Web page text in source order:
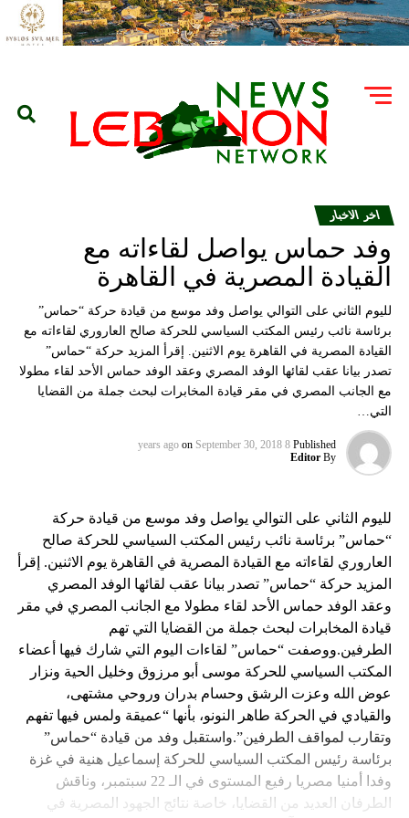
اخر الاخبار
وفد حماس يواصل لقاءاته مع
القيادة المصرية في القاهرة
لليوم الثاني على التوالي يواصل وفد موسع من قيادة حركة “حماس”
برئاسة نائب رئيس المكتب السياسي للحركة صالح العاروري لقاءاته مع
القيادة المصرية في القاهرة يوم الاثنين. إقرأ المزيد حركة “حماس”
تصدر بيانا عقب لقائها الوفد المصري وعقد الوفد حماس الأحد لقاء مطولا
مع الجانب المصري في مقر قيادة المخابرات لبحث جملة من القضايا
التي…
Published
8 years ago
on September 30, 2018
By
Editor
لليوم الثاني على التوالي يواصل وفد موسع من قيادة حركة
“حماس” برئاسة نائب رئيس المكتب السياسي للحركة صالح
العاروري لقاءاته مع القيادة المصرية في القاهرة يوم الاثنين. إقرأ
المزيد حركة “حماس” تصدر بيانا عقب لقائها الوفد المصري
وعقد الوفد حماس الأحد لقاء مطولا مع الجانب المصري في مقر
قيادة المخابرات لبحث جملة من القضايا التي تهم
الطرفين.ووصفت “حماس” لقاءات اليوم التي شارك فيها أعضاء
المكتب السياسي للحركة موسى أبو مرزوق وخليل الحية ونزار
عوض الله وعزت الرشق وحسام بدران وروحي مشتهى،
والقيادي في الحركة طاهر النونو، بأنها “عميقة ولمس فيها تفهم
وتقارب لمواقف الطرفين”.واستقبل وفد من قيادة “حماس”
برئاسة رئيس المكتب السياسي للحركة إسماعيل هنية في غزة
وفدا أمنيا مصريا رفيع المستوى في الـ 22 سبتمبر، وناقش
الطرفان العديد من القضايا، خاصة نتائج الجهود المصرية في